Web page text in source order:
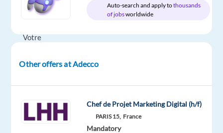
DESCRIPTION
Votre
Solutions
recrute,
Auto-search and apply tothousands
of jobsworldwide
Other offers at Adecco
Chef de Projet Marketing Digital (h/f)
PARIS 15, France
Mandatory